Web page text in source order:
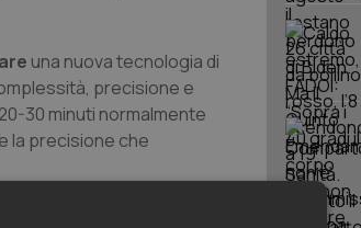
una nuova tecnologia di
precisione e
30 minuti normalmente
la precisione che
e con maggiore